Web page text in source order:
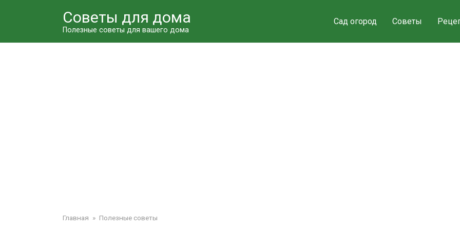
Советы для дома
Полезные советы для вашего дома
Сад огород Советы
Главная » Полезные советы